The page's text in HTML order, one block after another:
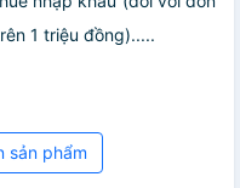
1 triệu đồng).....
sản phẩm